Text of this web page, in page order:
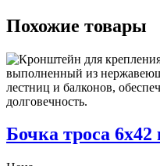
Похожие товары
Бочка троса